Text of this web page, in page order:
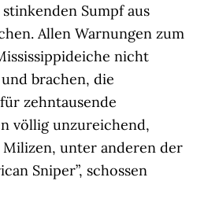
Sumpf aus
Allen Warnungen zum
nicht
brachen, die
zehntausende
völlig unzureichend,
Milizen, unter anderen der
Sniper”, schossen